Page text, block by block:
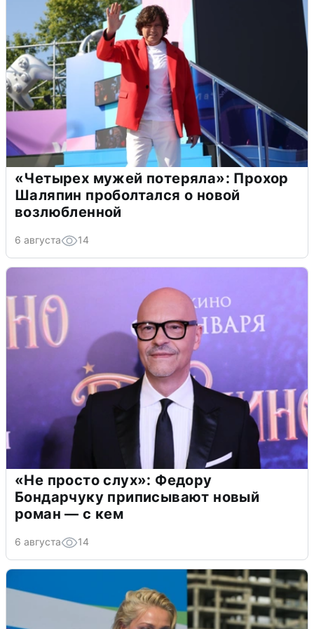
«Четырех мужей потеряла»: Прохор
Шаляпин проболтался о новой
возлюбленной
6 августа 14
«Не просто слух»: Федору
Бондарчуку приписывают новый
роман — с кем
6 августа 14